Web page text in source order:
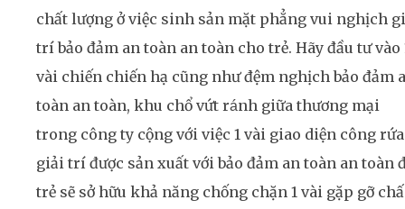
chất lượng ở việc sinh sản mặt phẳng vui nghịch
trí bảo đảm an toàn an toàn cho trẻ. Hãy đầu tư vào
vài chiến chiến hạ cũng như đệm nghịch bảo đảm
toàn an toàn, khu chổ vứt ránh giữa thương mại
trong công ty cộng với việc 1 vài giao diện công rứa
giải trí được sản xuất với bảo đảm an toàn an toàn
trẻ sẽ sở hữu khả năng chống chặn 1 vài gặp gỡ